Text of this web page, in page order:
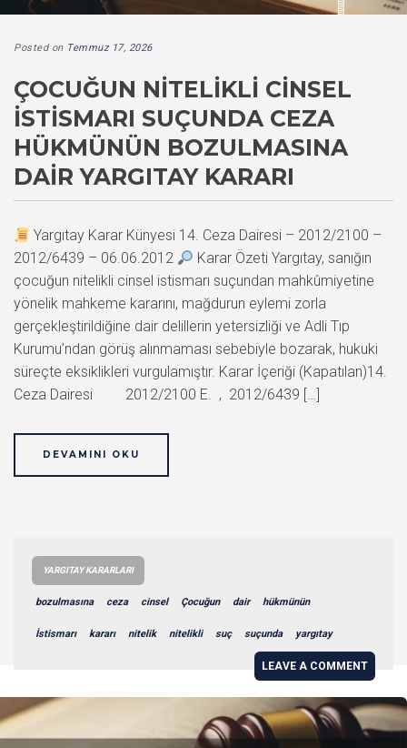
Posted on Temmuz 17, 2026
ÇOCUĞUN NITELIKLI CINSEL
İSTISMARI SUÇUNDA CEZA
HÜKMÜNÜN BOZULMASINA
DAIR YARGITAY KARARI
Yargıtay Karar Künyesi 14. Ceza Dairesi – 2012/2100 –
2012/6439 – 06.06.2012
Karar Özeti Yargıtay, sanığın
çocuğun nitelikli cinsel istismarı suçundan mahkûmiyetine
yönelik mahkeme kararını, mağdurun eylemi zorla
gerçekleştirildiğine dair delillerin yetersizliği ve Adli Tıp
Kurumu’ndan görüş alınmaması sebebiyle bozarak, hukuki
süreçte eksiklikleri vurgulamıştır. Karar İçeriği (Kapatılan)14.
Ceza Dairesi 2012/2100 E. , 2012/6439 […]
DEVAMINI OKU
YARGITAY KARARLARI
bozulmasına ceza cinsel Çocuğun dair hükmünün
İstismarı kararı nitelik nitelikli suç suçunda yargıtay
LEAVE A COMMENT